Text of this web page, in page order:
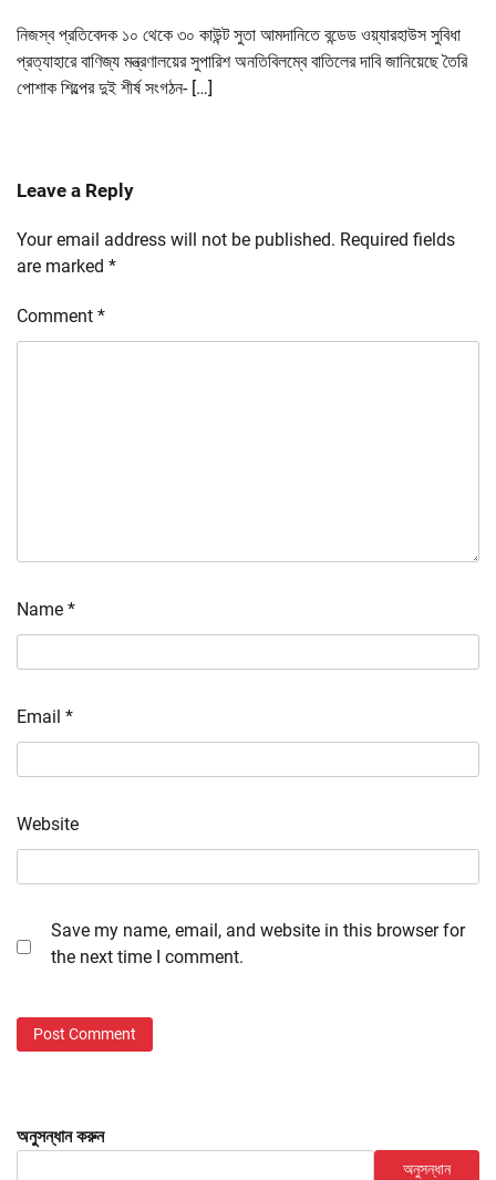
নিজস্ব প্রতিবেদক ১০ থেকে ৩০ কাউন্ট সুতা আমদানিতে বন্ডেড ওয়্যারহাউস সুবিধা
প্রত্যাহারে বাণিজ্য মন্ত্রণালয়ের সুপারিশ অনতিবিলম্বে বাতিলের দাবি জানিয়েছে তৈরি
পোশাক শিল্পের দুই শীর্ষ সংগঠন- […]
Leave a Reply
Your email address will not be published. Required fields
are marked *
Comment *
Name *
Email *
Website
Save my name, email, and website in this browser for
the next time I comment.
অনুসন্ধান করুন
অনুসন্ধান